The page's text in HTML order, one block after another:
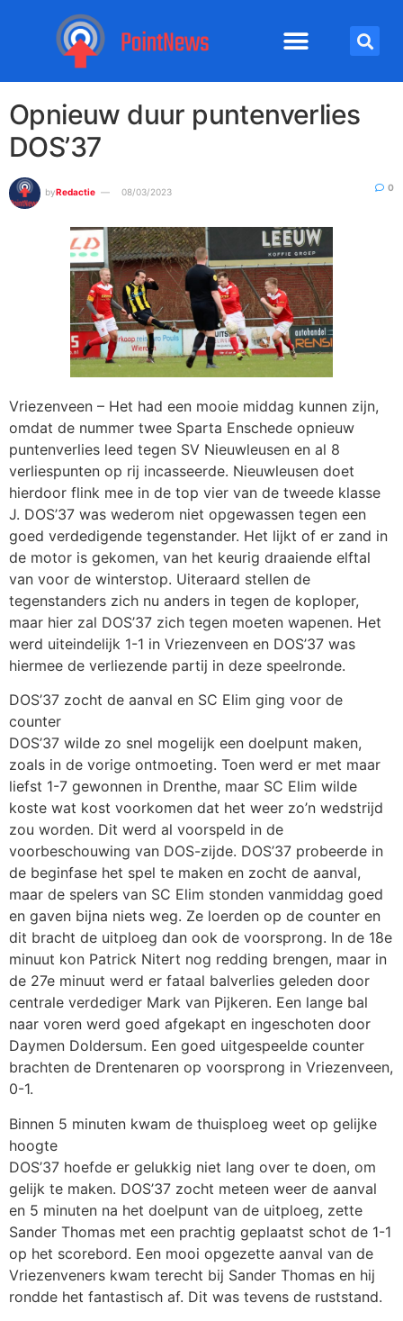
Opnieuw duur puntenverlies
DOS’37
byRedactie 08/03/2023 0
Vriezenveen – Het had een mooie middag kunnen zijn,
omdat de nummer twee Sparta Enschede opnieuw
puntenverlies leed tegen SV Nieuwleusen en al 8
verliespunten op rij incasseerde. Nieuwleusen doet
hierdoor flink mee in de top vier van de tweede klasse
J. DOS’37 was wederom niet opgewassen tegen een
goed verdedigende tegenstander. Het lijkt of er zand in
de motor is gekomen, van het keurig draaiende elftal
van voor de winterstop. Uiteraard stellen de
tegenstanders zich nu anders in tegen de koploper,
maar hier zal DOS’37 zich tegen moeten wapenen. Het
werd uiteindelijk 1-1 in Vriezenveen en DOS’37 was
hiermee de verliezende partij in deze speelronde.
DOS’37 zocht de aanval en SC Elim ging voor de
counter
DOS’37 wilde zo snel mogelijk een doelpunt maken,
zoals in de vorige ontmoeting. Toen werd er met maar
liefst 1-7 gewonnen in Drenthe, maar SC Elim wilde
koste wat kost voorkomen dat het weer zo’n wedstrijd
zou worden. Dit werd al voorspeld in de
voorbeschouwing van DOS-zijde. DOS’37 probeerde in
de beginfase het spel te maken en zocht de aanval,
maar de spelers van SC Elim stonden vanmiddag goed
en gaven bijna niets weg. Ze loerden op de counter en
dit bracht de uitploeg dan ook de voorsprong. In de 18e
minuut kon Patrick Nitert nog redding brengen, maar in
de 27e minuut werd er fataal balverlies geleden door
centrale verdediger Mark van Pijkeren. Een lange bal
naar voren werd goed afgekapt en ingeschoten door
Daymen Doldersum. Een goed uitgespeelde counter
brachten de Drentenaren op voorsprong in Vriezenveen,
0-1.
Binnen 5 minuten kwam de thuisploeg weet op gelijke
hoogte
DOS’37 hoefde er gelukkig niet lang over te doen, om
gelijk te maken. DOS’37 zocht meteen weer de aanval
en 5 minuten na het doelpunt van de uitploeg, zette
Sander Thomas met een prachtig geplaatst schot de 1-1
op het scorebord. Een mooi opgezette aanval van de
Vriezenveners kwam terecht bij Sander Thomas en hij
rondde het fantastisch af. Dit was tevens de ruststand.